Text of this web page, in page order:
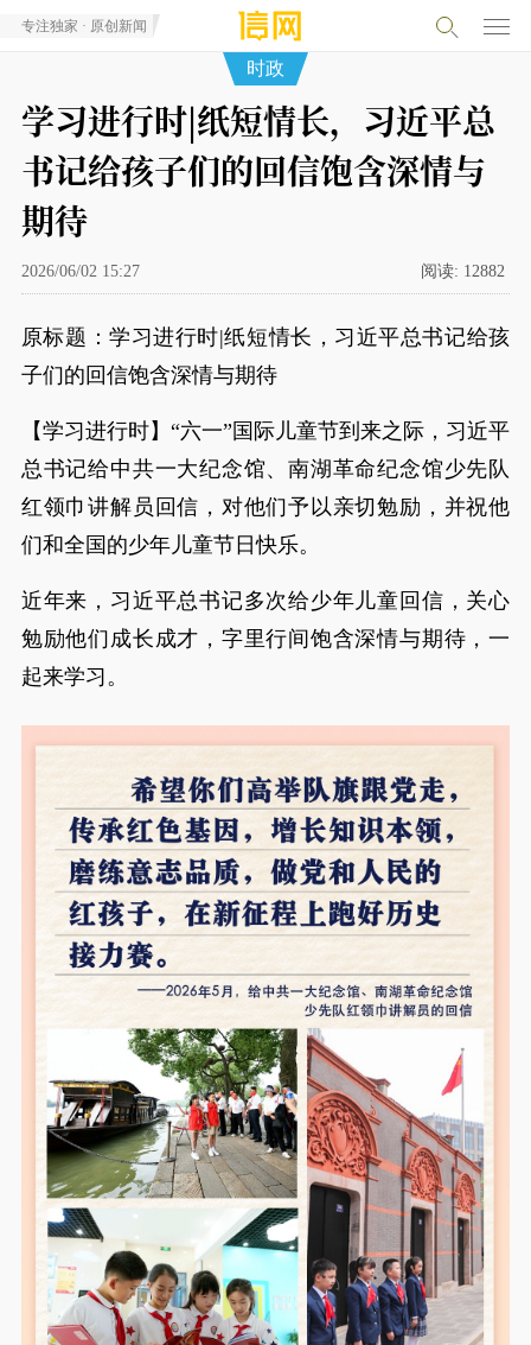
专注独家 · 原创新闻
时政
学习进行时|纸短情长，习近平总
书记给孩子们的回信饱含深情与
期待
2026/06/02 15:27 阅读: 12882
原标题：学习进行时|纸短情长，习近平总书记给孩
子们的回信饱含深情与期待
【学习进行时】“六一”国际儿童节到来之际，习近平
总书记给中共一大纪念馆、南湖革命纪念馆少先队
红领巾讲解员回信，对他们予以亲切勉励，并祝他
们和全国的少年儿童节日快乐。
近年来，习近平总书记多次给少年儿童回信，关心
勉励他们成长成才，字里行间饱含深情与期待，一
起来学习。